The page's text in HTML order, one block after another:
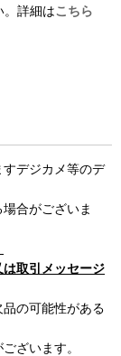
。詳細はこちら
デジカメ等のデ
合がございま
取引メッセージ
の可能性がある
ざいます。